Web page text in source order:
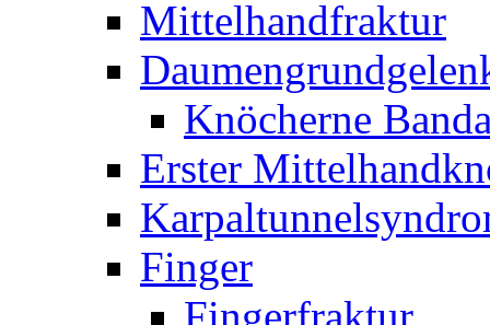
Mittelhandfraktur
Knöcherne
Erster
Finger